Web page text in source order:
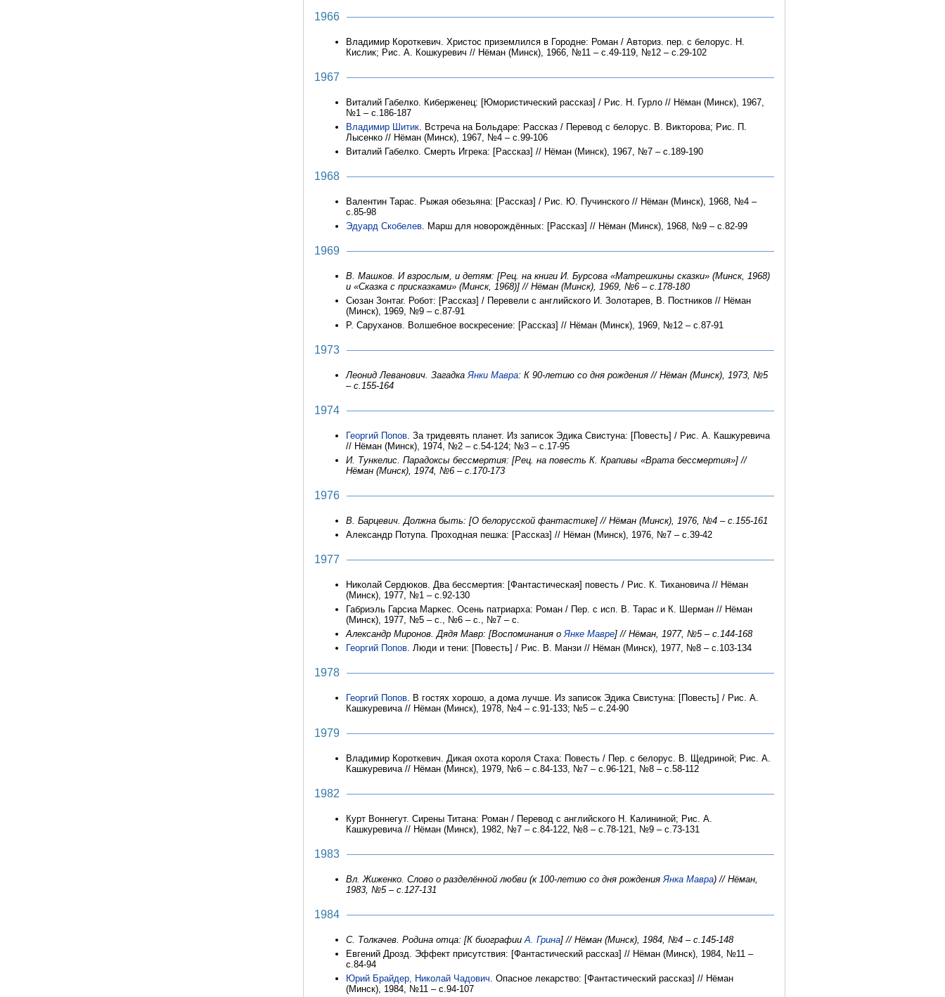
1966
Владимир Короткевич. Христос приземлился в Городне: Роман / Авториз. пер. с белорус. Н.
Кислик; Рис. А. Кошкуревич // Нёман (Минск), 1966, №11 – с.49-119, №12 – с.29-102
1967
Виталий Габелко. Киберженец: [Юмористический рассказ] / Рис. Н. Гурло // Нёман (Минск), 1967,
№1 – с.186-187
Владимир Шитик. Встреча на Больдаре: Рассказ / Перевод с белорус. В. Викторова; Рис. П.
Лысенко // Нёман (Минск), 1967, №4 – с.99-106
Виталий Габелко. Смерть Игрека: [Рассказ] // Нёман (Минск), 1967, №7 – с.189-190
1968
Валентин Тарас. Рыжая обезьяна: [Рассказ] / Рис. Ю. Пучинского // Нёман (Минск), 1968, №4 –
с.85-98
Эдуард Скобелев. Марш для новорождённых: [Рассказ] // Нёман (Минск), 1968, №9 – с.82-99
1969
В. Машков. И взрослым, и детям: [Рец. на книги И. Бурсова «Матрешкины сказки» (Минск, 1968)
и «Сказка с присказками» (Минск, 1968)] // Нёман (Минск), 1969, №6 – с.178-180
Сюзан Зонтаг. Робот: [Рассказ] / Перевели с английского И. Золотарев, В. Постников // Нёман
(Минск), 1969, №9 – с.87-91
Р. Саруханов. Волшебное воскресение: [Рассказ] // Нёман (Минск), 1969, №12 – с.87-91
1973
Леонид Леванович. ЗагадкаЯнки Мавра: К 90-летию со дня рождения // Нёман (Минск), 1973, №5
– с.155-164
1974
Георгий Попов. За тридевять планет. Из записок Эдика Свистуна: [Повесть] / Рис. А. Кашкуревича
// Нёман (Минск), 1974, №2 – с.54-124; №3 – с.17-95
И. Тункелис. Парадоксы бессмертия: [Рец. на повесть К. Крапивы «Врата бессмертия»] //
Нёман (Минск), 1974, №6 – с.170-173
1976
В. Барцевич. Должна быть: [О белорусской фантастике] // Нёман (Минск), 1976, №4 – с.155-161
Александр Потупа. Проходная пешка: [Рассказ] // Нёман (Минск), 1976, №7 – с.39-42
1977
Николай Сердюков. Два бессмертия: [Фантастическая] повесть / Рис. К. Тихановича // Нёман
(Минск), 1977, №1 – с.92-130
Габриэль Гарсиа Маркес. Осень патриарха: Роман / Пер. с исп. В. Тарас и К. Шерман // Нёман
(Минск), 1977, №5 – с., №6 – с., №7 – с.
Александр Миронов. Дядя Мавр: [Воспоминания оЯнке Мавре] // Нёман, 1977, №5 – с.144-168
Георгий Попов. Люди и тени: [Повесть] / Рис. В. Манзи // Нёман (Минск), 1977, №8 – с.103-134
1978
Георгий Попов. В гостях хорошо, а дома лучше. Из записок Эдика Свистуна: [Повесть] / Рис. А.
Кашкуревича // Нёман (Минск), 1978, №4 – с.91-133; №5 – с.24-90
1979
Владимир Короткевич. Дикая охота короля Стаха: Повесть / Пер. с белорус. В. Щедриной; Рис. А.
Кашкуревича // Нёман (Минск), 1979, №6 – с.84-133, №7 – с.96-121, №8 – с.58-112
1982
Курт Воннегут. Сирены Титана: Роман / Перевод с английского Н. Калининой; Рис. А.
Кашкуревича // Нёман (Минск), 1982, №7 – с.84-122, №8 – с.78-121, №9 – с.73-131
1983
Вл. Жиженко. Слово о разделённой любви (к 100-летию со дня рожденияЯнка Мавра) // Нёман,
1983, №5 – с.127-131
1984
С. Толкачев. Родина отца: [К биографииА. Грина] // Нёман (Минск), 1984, №4 – с.145-148
Евгений Дрозд. Эффект присутствия: [Фантастический рассказ] // Нёман (Минск), 1984, №11 –
с.84-94
Юрий Брайдер, Николай Чадович. Опасное лекарство: [Фантастический рассказ] // Нёман
(Минск), 1984, №11 – с.94-107